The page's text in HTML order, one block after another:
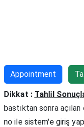
Appointment
Dikkat : Tahlil
bastıktan sonra
no ile sistem'e giriş